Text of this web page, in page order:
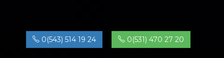
0(543) 514 19 24 0(531) 470 27 20